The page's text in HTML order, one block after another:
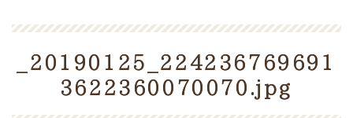
_20190125_224236769691
3622360070070.jpg